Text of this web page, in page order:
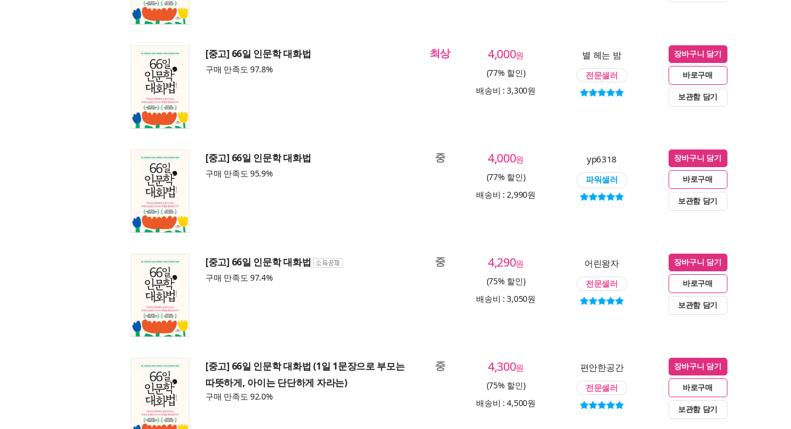
[중고] 66일 인문학 대화법
구매 만족도 97.8%
최상 4,000원
(77% 할인)
배송비 : 3,300원
별 헤는 밤
전문셀러
장바구니 담기
바로구매
보관함 담기
[중고] 66일 인문학 대화법
구매 만족도 95.9%
중 4,000원
(77% 할인)
배송비 : 2,990원
yp6318
파워셀러
장바구니 담기
바로구매
보관함 담기
[중고] 66일 인문학 대화법
구매 만족도 97.4%
중 4,290원
(75% 할인)
배송비 : 3,050원
어린왕자
전문셀러
장바구니 담기
바로구매
보관함 담기
[중고] 66일 인문학 대화법 (1일 1문장으로 부모는
따뜻하게, 아이는 단단하게 자라는)
구매 만족도 92.0%
중 4,300원
(75% 할인)
배송비 : 4,500원
편안한공간
전문셀러
장바구니 담기
바로구매
보관함 담기